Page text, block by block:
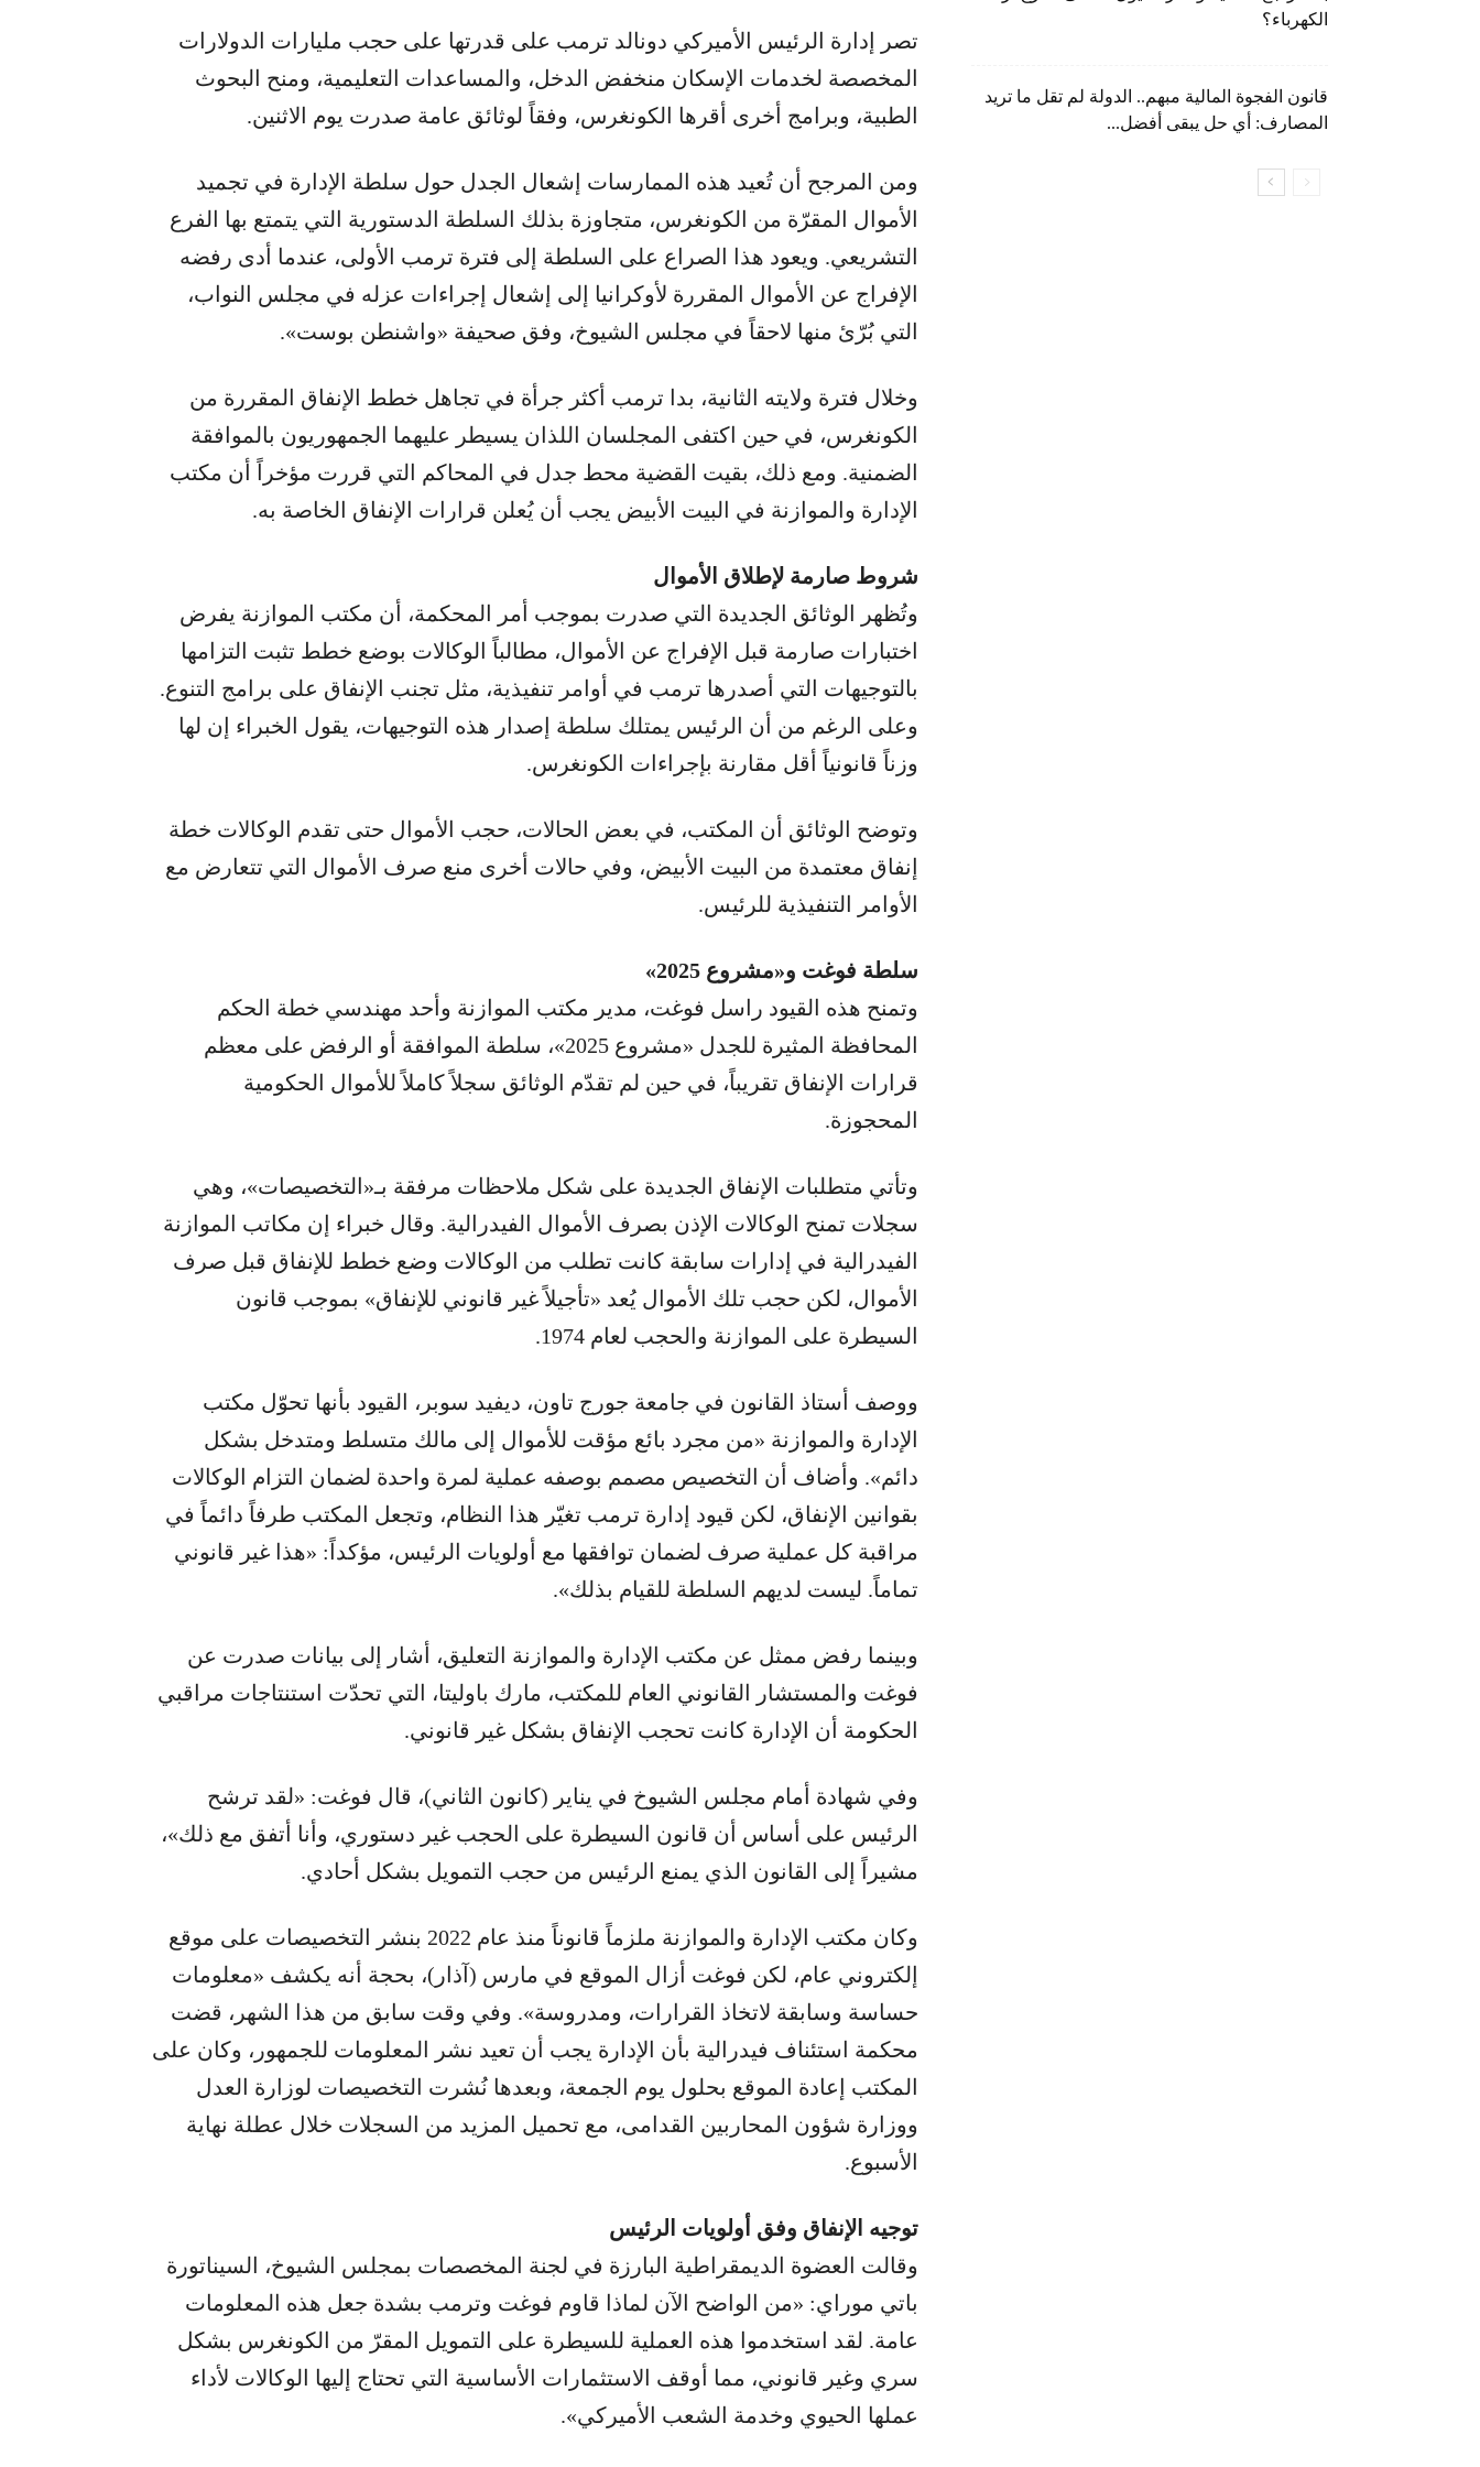
تصر إدارة الرئيس الأميركي دونالد ترمب على قدرتها على حجب مليارات الدولارات
المخصصة لخدمات الإسكان منخفض الدخل، والمساعدات التعليمية، ومنح البحوث
الطبية، وبرامج أخرى أقرها الكونغرس، وفقاً لوثائق عامة صدرت يوم الاثنين.
ومن المرجح أن تُعيد هذه الممارسات إشعال الجدل حول سلطة الإدارة في تجميد
الأموال المقرّة من الكونغرس، متجاوزة بذلك السلطة الدستورية التي يتمتع بها الفرع
التشريعي. ويعود هذا الصراع على السلطة إلى فترة ترمب الأولى، عندما أدى رفضه
الإفراج عن الأموال المقررة لأوكرانيا إلى إشعال إجراءات عزله في مجلس النواب،
التي بُرّئ منها لاحقاً في مجلس الشيوخ، وفق صحيفة «واشنطن بوست».
وخلال فترة ولايته الثانية، بدا ترمب أكثر جرأة في تجاهل خطط الإنفاق المقررة من
الكونغرس، في حين اكتفى المجلسان اللذان يسيطر عليهما الجمهوريون بالموافقة
الضمنية. ومع ذلك، بقيت القضية محط جدل في المحاكم التي قررت مؤخراً أن مكتب
الإدارة والموازنة في البيت الأبيض يجب أن يُعلن قرارات الإنفاق الخاصة به.
شروط صارمة لإطلاق الأموال
وتُظهر الوثائق الجديدة التي صدرت بموجب أمر المحكمة، أن مكتب الموازنة يفرض
اختبارات صارمة قبل الإفراج عن الأموال، مطالباً الوكالات بوضع خطط تثبت التزامها
بالتوجيهات التي أصدرها ترمب في أوامر تنفيذية، مثل تجنب الإنفاق على برامج التنوع.
وعلى الرغم من أن الرئيس يمتلك سلطة إصدار هذه التوجيهات، يقول الخبراء إن لها
وزناً قانونياً أقل مقارنة بإجراءات الكونغرس.
وتوضح الوثائق أن المكتب، في بعض الحالات، حجب الأموال حتى تقدم الوكالات خطة
إنفاق معتمدة من البيت الأبيض، وفي حالات أخرى منع صرف الأموال التي تتعارض مع
الأوامر التنفيذية للرئيس.
سلطة فوغت و«مشروع 2025»
وتمنح هذه القيود راسل فوغت، مدير مكتب الموازنة وأحد مهندسي خطة الحكم
المحافظة المثيرة للجدل «مشروع 2025»، سلطة الموافقة أو الرفض على معظم
قرارات الإنفاق تقريباً، في حين لم تقدّم الوثائق سجلاً كاملاً للأموال الحكومية
المحجوزة.
وتأتي متطلبات الإنفاق الجديدة على شكل ملاحظات مرفقة بـ«التخصيصات»، وهي
سجلات تمنح الوكالات الإذن بصرف الأموال الفيدرالية. وقال خبراء إن مكاتب الموازنة
الفيدرالية في إدارات سابقة كانت تطلب من الوكالات وضع خطط للإنفاق قبل صرف
الأموال، لكن حجب تلك الأموال يُعد «تأجيلاً غير قانوني للإنفاق» بموجب قانون
السيطرة على الموازنة والحجب لعام 1974.
ووصف أستاذ القانون في جامعة جورج تاون، ديفيد سوبر، القيود بأنها تحوّل مكتب
الإدارة والموازنة «من مجرد بائع مؤقت للأموال إلى مالك متسلط ومتدخل بشكل
دائم». وأضاف أن التخصيص مصمم بوصفه عملية لمرة واحدة لضمان التزام الوكالات
بقوانين الإنفاق، لكن قيود إدارة ترمب تغيّر هذا النظام، وتجعل المكتب طرفاً دائماً في
مراقبة كل عملية صرف لضمان توافقها مع أولويات الرئيس، مؤكداً: «هذا غير قانوني
تماماً. ليست لديهم السلطة للقيام بذلك».
وبينما رفض ممثل عن مكتب الإدارة والموازنة التعليق، أشار إلى بيانات صدرت عن
فوغت والمستشار القانوني العام للمكتب، مارك باوليتا، التي تحدّت استنتاجات مراقبي
الحكومة أن الإدارة كانت تحجب الإنفاق بشكل غير قانوني.
وفي شهادة أمام مجلس الشيوخ في يناير (كانون الثاني)، قال فوغت: «لقد ترشح
الرئيس على أساس أن قانون السيطرة على الحجب غير دستوري، وأنا أتفق مع ذلك»،
مشيراً إلى القانون الذي يمنع الرئيس من حجب التمويل بشكل أحادي.
وكان مكتب الإدارة والموازنة ملزماً قانوناً منذ عام 2022 بنشر التخصيصات على موقع
إلكتروني عام، لكن فوغت أزال الموقع في مارس (آذار)، بحجة أنه يكشف «معلومات
حساسة وسابقة لاتخاذ القرارات، ومدروسة». وفي وقت سابق من هذا الشهر، قضت
محكمة استئناف فيدرالية بأن الإدارة يجب أن تعيد نشر المعلومات للجمهور، وكان على
المكتب إعادة الموقع بحلول يوم الجمعة، وبعدها نُشرت التخصيصات لوزارة العدل
ووزارة شؤون المحاربين القدامى، مع تحميل المزيد من السجلات خلال عطلة نهاية
الأسبوع.
توجيه الإنفاق وفق أولويات الرئيس
وقالت العضوة الديمقراطية البارزة في لجنة المخصصات بمجلس الشيوخ، السيناتورة
باتي موراي: «من الواضح الآن لماذا قاوم فوغت وترمب بشدة جعل هذه المعلومات
عامة. لقد استخدموا هذه العملية للسيطرة على التمويل المقرّ من الكونغرس بشكل
سري وغير قانوني، مما أوقف الاستثمارات الأساسية التي تحتاج إليها الوكالات لأداء
عملها الحيوي وخدمة الشعب الأميركي».
الكهرباء؟
قانون الفجوة المالية مبهم.. الدولة لم تقل ما تريد
المصارف: أي حل يبقى أفضل...